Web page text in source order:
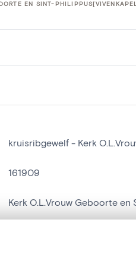
EN SINT-
kruisribgewelf - Kerk
161909
Kerk O.L.Vrouw Geboorte